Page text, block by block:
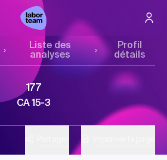
Liste des
analyses
Profil
détails
177
CA 15-3